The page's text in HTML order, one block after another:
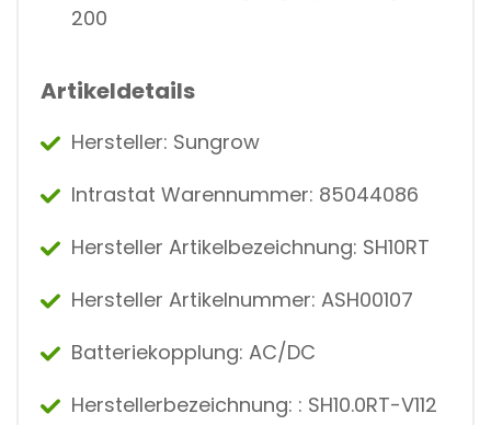
200
Artikeldetails
Hersteller: Sungrow
Intrastat Warennummer: 85044086
Hersteller Artikelbezeichnung: SH10RT
Hersteller Artikelnummer: ASH00107
Batteriekopplung: AC/DC
Herstellerbezeichnung: : SH10.0RT-V112